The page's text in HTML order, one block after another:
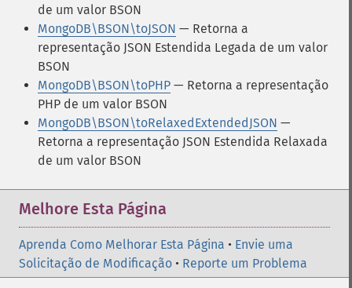
de um valor BSON
MongoDB\BSON\toJSON — Retorna a
representação JSON Estendida Legada de um valor
BSON
MongoDB\BSON\toPHP — Retorna a representação
PHP de um valor BSON
MongoDB\BSON\toRelaxedExtendedJSON —
Retorna a representação JSON Estendida Relaxada
de um valor BSON
Melhore Esta Página
Aprenda Como Melhorar Esta Página • Envie uma
Solicitação de Modificação • Reporte um Problema